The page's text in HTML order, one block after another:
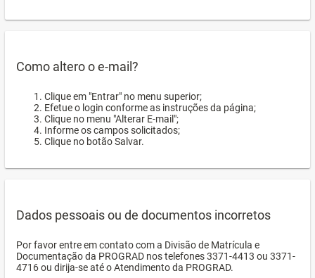
Como altero o e-mail?
Clique em "Entrar" no menu superior;
Efetue o login conforme as instruções da página;
Clique no menu "Alterar E-mail";
Informe os campos solicitados;
Clique no botão Salvar.
Dados pessoais ou de documentos incorretos
Por favor entre em contato com a Divisão de Matrícula e
Documentação da PROGRAD nos telefones 3371-4413 ou 3371-
4716 ou dirija-se até o Atendimento da PROGRAD.